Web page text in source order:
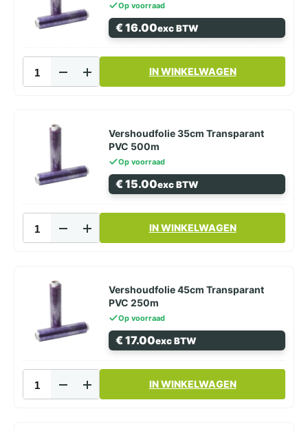
Micron
2.75KG
Op voorraad
€16.00exc BTW
30cm
Transparant
aantal
IN WINKELWAGEN
Vershoudfolie 35cm Transparant
PVC 500m
Op voorraad
€15.00exc BTW
35cm
Transparant
aantal
IN WINKELWAGEN
Vershoudfolie 45cm Transparant
PVC 250m
Op voorraad
€17.00exc BTW
45cm
Transparant
IN WINKELWAGEN